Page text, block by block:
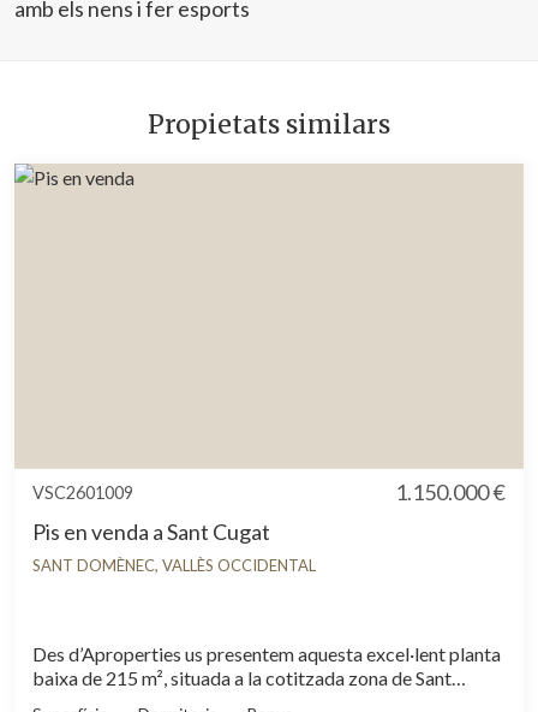
amb els nens i fer esports
Propietats similars
VSC2601009
1.150.000 €
Pis en venda a Sant Cugat
SANT DOMÈNEC, VALLÈS OCCIDENTAL
Des d’Aproperties us presentem aquesta excel·lent planta
baixa de 215 m², situada a la cotitzada zona de Sant